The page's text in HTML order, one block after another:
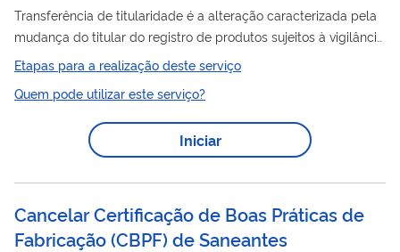
Transferência de titularidade é a alteração caracterizada pela
mudança do titular do registro de produtos sujeitos à vigilância
sanitária, nos casos de operações societárias ou operações
comerciais, sem que seja realizada qualquer mudança das
características técnico-sanitárias no registro do produto objeto
da transferência. O peticionamento de registro por
transferência de titularidade de saneante deve ser realizado
passa a ter direitos...
Etapas para a realização deste serviço
Quem pode utilizar este serviço?
Iniciar
Cancelar Certificação de Boas Práticas de
Fabricação (CBPF) de Saneantes